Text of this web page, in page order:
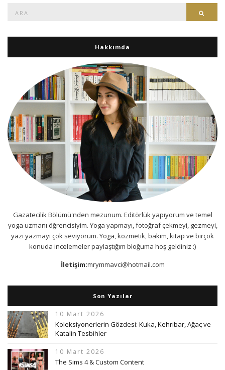
Hakkımda
Gazatecilik Bölümü'nden mezunum. Editörlük yapıyorum ve temel
yoga uzmanı öğrencisiyim. Yoga yapmayı, fotoğraf çekmeyi, gezmeyi,
yazı yazmayı çok seviyorum. Yoga, kozmetik, bakım, kitap ve birçok
konuda incelemeler paylaştığım bloğuma hoş geldiniz :)
İletişim:mrymmavci@hotmail.com
Son Yazılar
10 Mart 2026
Koleksiyonerlerin Gözdesi: Kuka, Kehribar, Ağaç ve
Katalin Tesbihler
10 Mart 2026
The Sims 4 & Custom Content